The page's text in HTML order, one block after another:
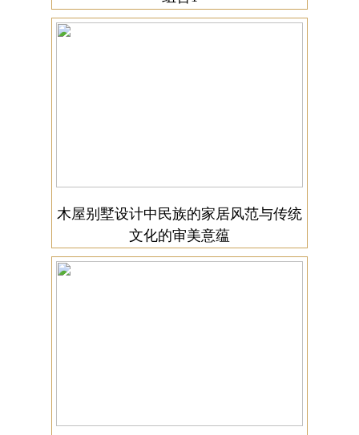
木屋别墅设计中民族的家居风范与传统
文化的审美意蕴